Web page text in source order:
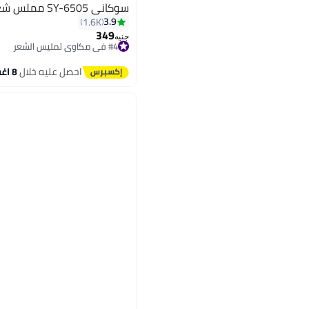
سوكاني SY-6505 مملس شعر احترافي
3.9
1.6K
جنيه349#4 في مكاوي تمليس الشعر
توصيل مجاني
بتخلّص بسرعة
تم بيع +300 مؤخرًا احصل عليه خلال8 اغسطس